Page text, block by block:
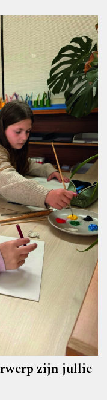
zijn jullie